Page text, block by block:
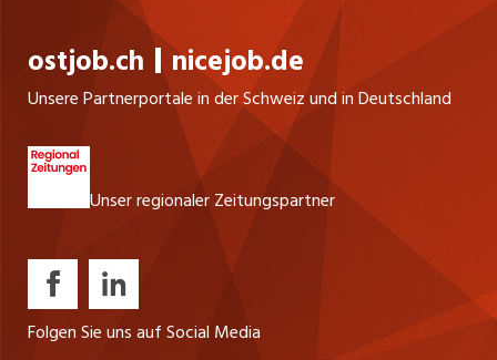
ostjob.ch nicejob.de
Unsere Partnerportale in der Schweiz und in Deutschland
Unser regionaler Zeitungspartner
Folgen Sie uns auf Social Media